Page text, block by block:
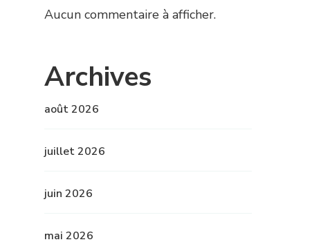
Aucun commentaire à afficher.
Archives
août 2026
juillet 2026
juin 2026
mai 2026